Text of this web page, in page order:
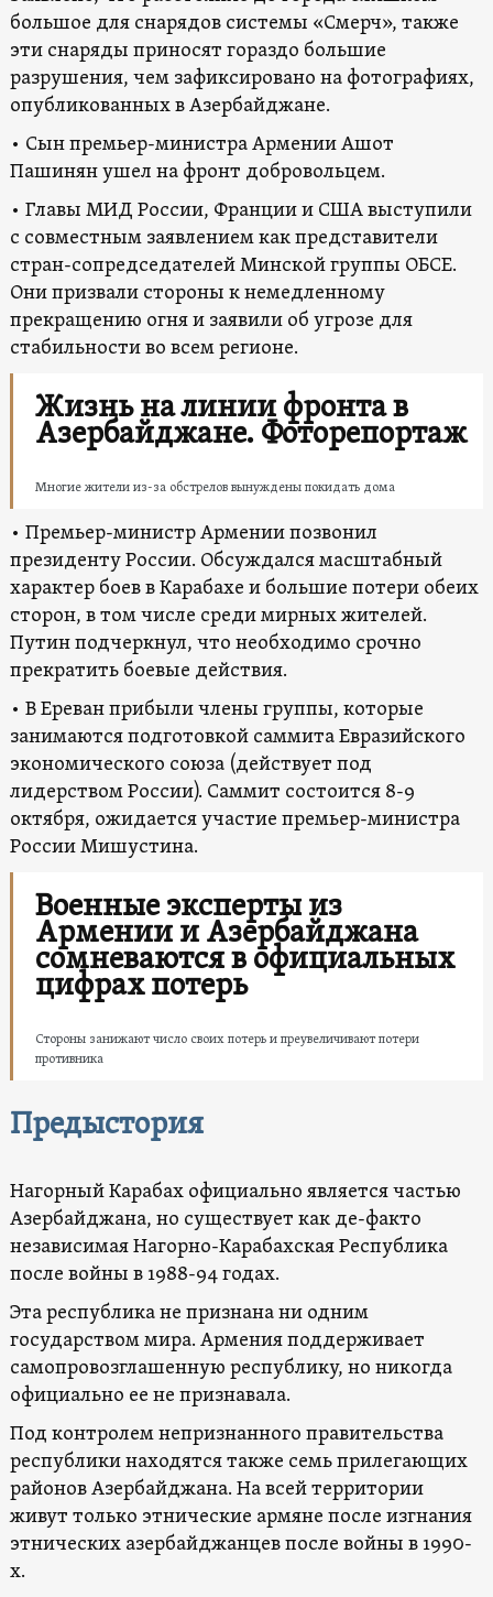
большое для снарядов системы «Смерч», также
эти снаряды приносят гораздо большие
разрушения, чем зафиксировано на фотографиях,
опубликованных в Азербайджане.
• Сын премьер-министра Армении Ашот
Пашинян ушел на фронт добровольцем.
• Главы МИД России, Франции и США выступили
с совместным заявлением как представители
стран-сопредседателей Минской группы ОБСЕ.
Они призвали стороны к немедленному
прекращению огня и заявили об угрозе для
стабильности во всем регионе.
Жизнь на линии фронта в
Азербайджане. Фоторепортаж
Многие жители из-за обстрелов вынуждены покидать дома
• Премьер-министр Армении позвонил
президенту России. Обсуждался масштабный
характер боев в Карабахе и большие потери обеих
сторон, в том числе среди мирных жителей.
Путин подчеркнул, что необходимо срочно
прекратить боевые действия.
• В Ереван прибыли члены группы, которые
занимаются подготовкой саммита Евразийского
экономического союза (действует под
лидерством России). Саммит состоится 8-9
октября, ожидается участие премьер-министра
России Мишустина.
Военные эксперты из
Армении и Азербайджана
сомневаются в официальных
цифрах потерь
Стороны занижают число своих потерь и преувеличивают потери
противника
Предыстория
Нагорный Карабах официально является частью
Азербайджана, но существует как де-факто
независимая Нагорно-Карабахская Республика
после войны в 1988-94 годах.
Эта республика не признана ни одним
государством мира. Армения поддерживает
самопровозглашенную республику, но никогда
официально ее не признавала.
Под контролем непризнанного правительства
республики находятся также семь прилегающих
районов Азербайджана. На всей территории
живут только этнические армяне после изгнания
этнических азербайджанцев после войны в 1990-
х.